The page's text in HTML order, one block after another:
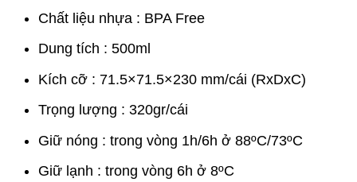
Chất liệu nhựa : BPA Free
Dung tích : 500ml
Kích cỡ : 71.5×71.5×230 mm/cái (RxDxC)
Trọng lượng : 320gr/cái
Giữ nóng : trong vòng 1h/6h ở 88ºC/73ºC
Giữ lạnh : trong vòng 6h ở 8ºC